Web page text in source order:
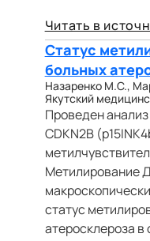
Читать в
Статус
больных
Назаренко М.С.,
Якутский
Проведен анализ
CDKN2B
Метилирование
статус
атеросклероза в